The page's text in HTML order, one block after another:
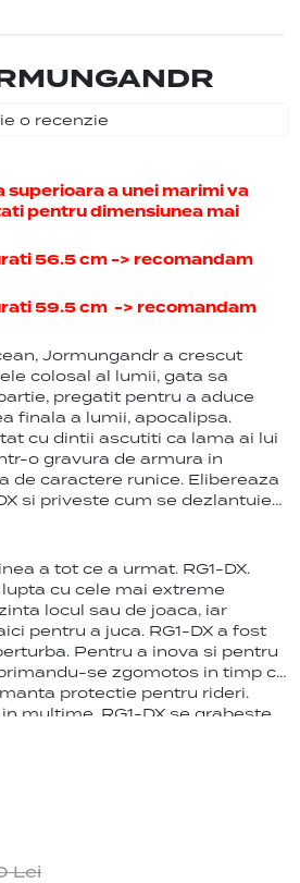
o recenzie
superioara a unei marimi va
pentru dimensiunea mai
56.5 cm -> recomandam
59.5 cm -> recomandam
Jormungandr a crescut
colosal al lumii, gata sa
pregatit pentru a aduce
finala a lumii, apocalipsa.
cu dintii ascutiti ca lama ai lui
o gravura de armura in
de caractere runice. Elibereaza
si priveste cum se dezlantuie
a tot ce a urmat. RG1-DX.
cu cele mai extreme
locul sau de joaca, iar
pentru a juca. RG1-DX a fost
Pentru a inova si pentru
se zgomotos in timp ce
protectie pentru rideri.
multime, RG1-DX se grabeste
mai mult apres-urile, traind
te si patrunde pe un nou
de maruntit partiile,
DX prezinta o carcasa usoara si
cu clipsuri si ochelari Magloc
Lei